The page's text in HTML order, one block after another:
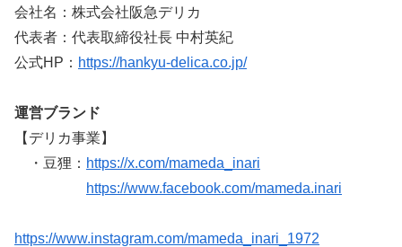
会社名：株式会社阪急デリカ
代表者：代表取締役社長 中村英紀
公式HP： https://hankyu-delica.co.jp/
運営ブランド
【デリカ事業】
・豆狸： https://x.com/mameda_inari
https://www.facebook.com/mameda.inari
https://www.instagram.com/mameda_inari_1972